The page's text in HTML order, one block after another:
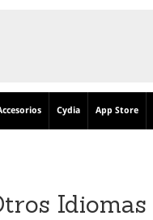
Cydia App Store
Idiomas